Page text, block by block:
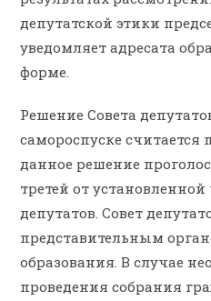
депутатской этики
уведомляет адресата
форме.
Решение Совета
самороспуске
данное решение
третей от
депутатов. Совет
представительным
образования. В случае
проведения собрания